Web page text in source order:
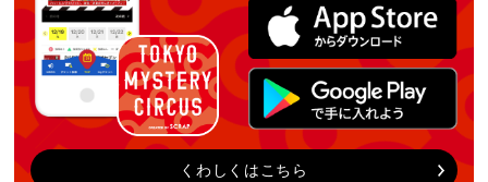
くわしくはこちら